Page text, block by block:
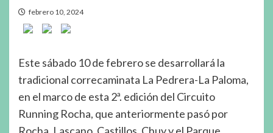
febrero 10, 2024
Este sábado 10 de febrero se desarrollará la
tradicional correcaminata La Pedrera-La Paloma,
en el marco de esta 2ª. edición del Circuito
Running Rocha, que anteriormente pasó por